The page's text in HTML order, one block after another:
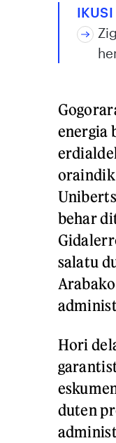
energia
behar
salatu
Hori
duten